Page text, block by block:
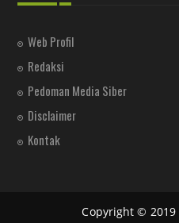
Web Profil
Redaksi
Pedoman Media Siber
Disclaimer
Kontak
Copyright © 2019